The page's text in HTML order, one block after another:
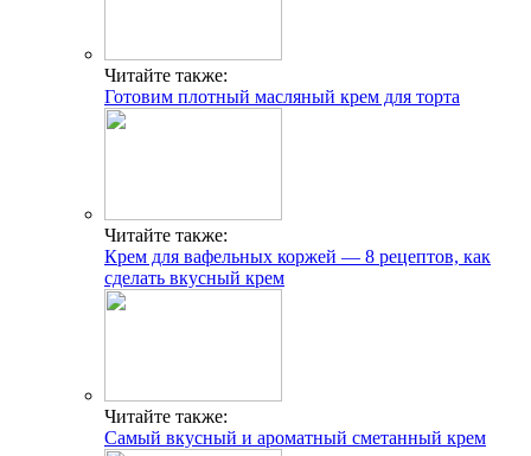
Читайте также:
Готовим плотный масляный крем для торта
Читайте также:
Крем для вафельных коржей — 8 рецептов, как
сделать вкусный крем
Читайте также:
Самый вкусный и ароматный сметанный крем